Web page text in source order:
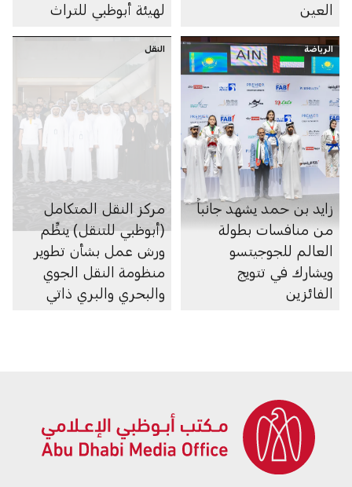
العين
لهيئة أبوظبي للتراث
الرياضة
زايد بن حمد يشهد جانباً
من منافسات بطولة
العالم للجوجيتسو
ويشارك في تتويج
الفائزين
النقل
مركز النقل المتكامل
(أبوظبي للتنقل) ينظِّم
ورش عمل بشأن تطوير
منظومة النقل الجوي
والبحري والبري ذاتي